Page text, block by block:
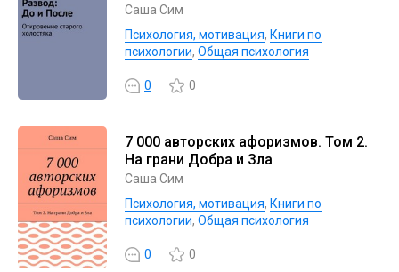
Саша Сим
Психология, мотивация, Книги по
психологии, Общая психология
0 0
7 000 авторских афоризмов. Том 2.
На грани Добра и Зла
Саша Сим
Психология, мотивация, Книги по
психологии, Общая психология
0 0